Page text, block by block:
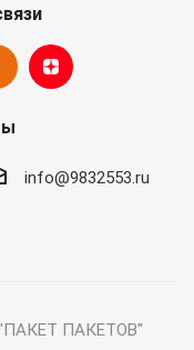
info@9832553.ru
"ПАКЕТ ПАКЕТОВ"